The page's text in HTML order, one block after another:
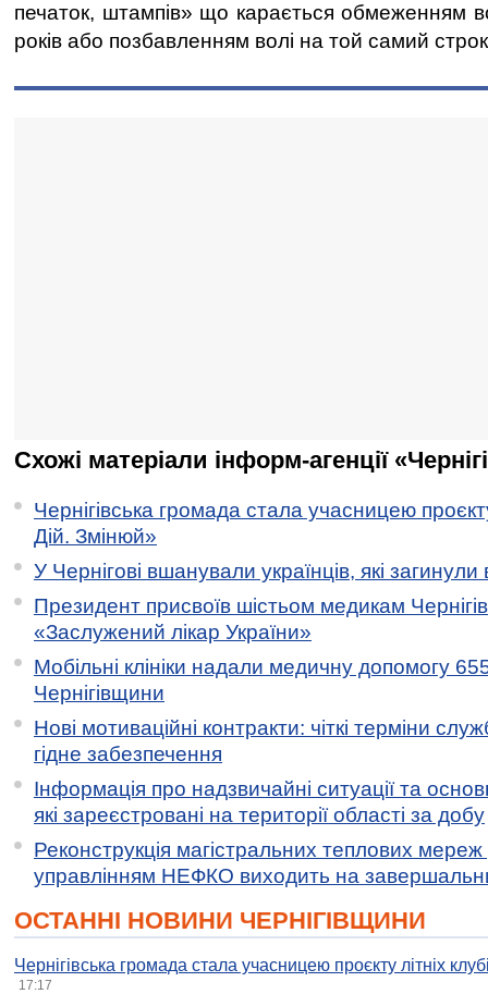
печаток, штампів» що карається обмеженням
років або позбавленням волі на той самий
Схожі матеріали інформ-агенції
Чернігівська громада стала учасницею
Дій. Змінюй»
У Чернігові вшанували українців, які загинули
Президент присвоїв шістьом медикам
«Заслужений лікар України»
Мобільні клініки надали медичну допомогу
Чернігівщини
Нові мотиваційні контракти: чіткі терміни
гідне забезпечення
Інформація про надзвичайні ситуації та
які зареєстровані на території області за добу
Реконструкція магістральних теплових мереж
управлінням НЕФКО виходить на
ОСТАННІ НОВИНИ ЧЕРНІГІВЩИНИ
Чернігівська громада стала учасницею проєкту літніх
17:17